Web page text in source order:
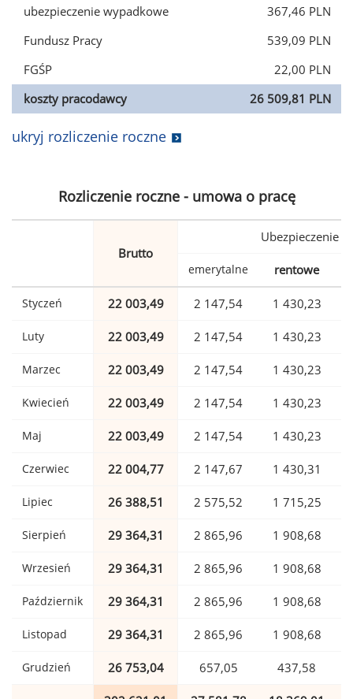
ubezpieczenie wypadkowe
367,46 PLN
Fundusz Pracy
539,09 PLN
FGŚP
22,00 PLN
koszty pracodawcy
26 509,81 PLN
ukryj rozliczenie roczne
Rozliczenie roczne - umowa o pracę
Brutto
Ubezpieczenie
emerytalne rentowe
Styczeń 22 003,49 2 147,54 1 430,23
Luty 22 003,49 2 147,54 1 430,23
Marzec 22 003,49 2 147,54 1 430,23
Kwiecień 22 003,49 2 147,54 1 430,23
Maj 22 003,49 2 147,54 1 430,23
Czerwiec 22 004,77 2 147,67 1 430,31
Lipiec 26 388,51 2 575,52 1 715,25
Sierpień 29 364,31 2 865,96 1 908,68
Wrzesień 29 364,31 2 865,96 1 908,68
Październik 29 364,31 2 865,96 1 908,68
Listopad 29 364,31 2 865,96 1 908,68
Grudzień 26 753,04 657,05 437,58